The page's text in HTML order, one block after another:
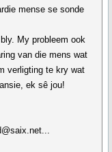
mense se sonde
My probleem ook
van die mens wat
verligting te kry wat
ek sê jou!